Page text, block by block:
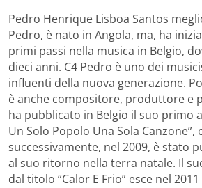
Pedro Henrique Lisboa Santos
Pedro, è nato in Angola, ma, ha
primi passi nella musica in Belgio,
dieci anni. C4 Pedro è uno dei
influenti della nuova generazione.
è anche compositore, produttore e
ha pubblicato in Belgio il suo primo
Un Solo Popolo Una Sola Canzone”,
successivamente, nel 2009, è stato
al suo ritorno nella terra natale. Il
dal titolo “Calor E Frio” esce nel